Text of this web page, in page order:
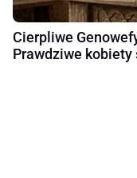
Cierpliwe
Prawdziwe